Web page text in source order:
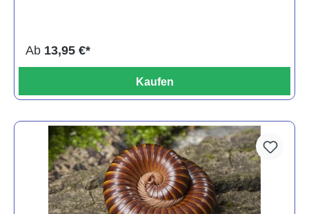
Ab 13,95 €*
Kaufen